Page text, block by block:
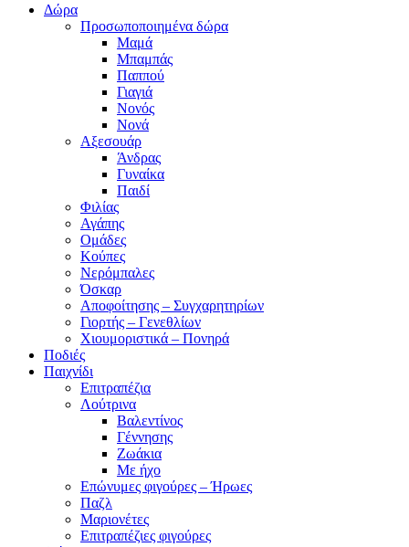
Δώρα
Προσωποποιημένα δώρα
Μαμά
Μπαμπάς
Παππού
Γιαγιά
Νονός
Νονά
Αξεσουάρ
Άνδρας
Γυναίκα
Παιδί
Φιλίας
Αγάπης
Ομάδες
Κούπες
Νερόμπαλες
Όσκαρ
Αποφοίτησης – Συγχαρητηρίων
Γιορτής – Γενεθλίων
Χιουμοριστικά – Πονηρά
Ποδιές
Παιχνίδι
Επιτραπέζια
Λούτρινα
Βαλεντίνος
Γέννησης
Ζωάκια
Με ήχο
Επώνυμες φιγούρες – Ήρωες
Παζλ
Μαριονέτες
Επιτραπέζιες φιγούρες